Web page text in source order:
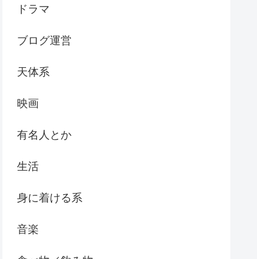
ドラマ
ブログ運営
天体系
映画
有名人とか
生活
身に着ける系
音楽